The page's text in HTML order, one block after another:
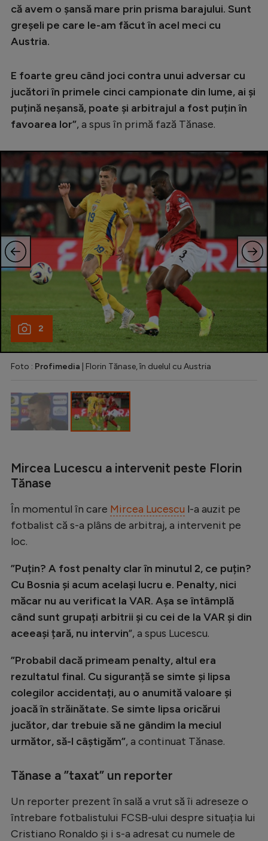
Tenis
Natație
Formula 1
Gimnastică
Rugby
Ciclism
Alte sporturi
JO 2024
JO 2026
Intră în cont
Creează cont
că avem o șansă mare prin prisma barajului. Sunt
greșeli pe care le-am făcut în acel meci cu
Austria.
E foarte greu când joci contra unui adversar cu
jucători în primele cinci campionate din lume, ai și
puțină neșansă, poate și arbitrajul a fost puțin în
favoarea lor”, a spus în primă fază Tănase.
2
Foto : Profimedia | Florin Tănase, în duelul cu Austria
Mircea Lucescu a intervenit peste Florin
Tănase
În momentul în care Mircea Lucescu l-a auzit pe
fotbalist că s-a plâns de arbitraj, a intervenit pe
loc.
”Puțin? A fost penalty clar în minutul 2, ce puțin?
Cu Bosnia și acum același lucru e. Penalty, nici
măcar nu au verificat la VAR. Așa se întâmplă
când sunt grupați arbitrii și cu cei de la VAR și din
aceeași țară, nu intervin”, a spus Lucescu.
”Probabil dacă primeam penalty, altul era
rezultatul final. Cu siguranță se simte și lipsa
colegilor accidentați, au o anumită valoare și
joacă în străinătate. Se simte lipsa oricărui
jucător, dar trebuie să ne gândim la meciul
următor, să-l câștigăm”, a continuat Tănase.
Tănase a ”taxat” un reporter
Un reporter prezent în sală a vrut să îi adreseze o
întrebare fotbalistului FCSB-ului despre situația lui
Cristiano Ronaldo și i s-a adresat cu numele de